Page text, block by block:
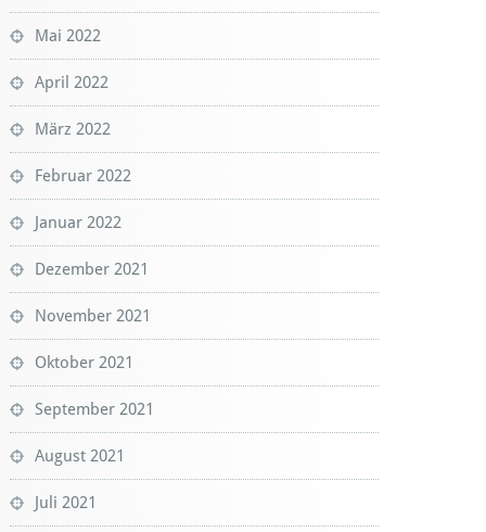
Mai 2022
April 2022
März 2022
Februar 2022
Januar 2022
Dezember 2021
November 2021
Oktober 2021
September 2021
August 2021
Juli 2021